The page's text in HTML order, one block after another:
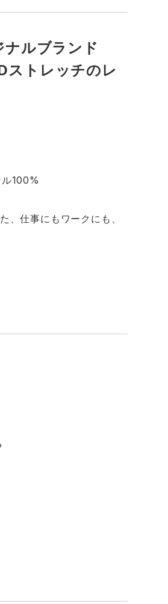
ルブランド
ストレッチのレ
100%
仕事にもワークにも、